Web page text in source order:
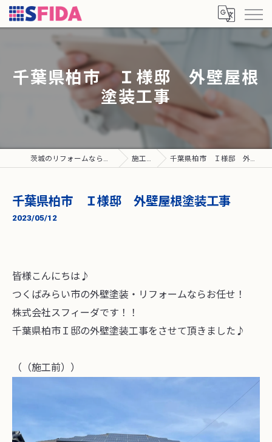
千葉県柏市 Ｉ様邸 外壁屋根
塗装工事
茨城のリフォームなら株式会社SFIDA 施工実績 千葉県柏市 Ｉ様邸 外壁屋根塗装工事
千葉県柏市 Ｉ様邸 外壁屋根塗装工事
2023/05/12
皆様こんにちは♪
つくばみらい市の外壁塗装・リフォームならお任せ！
株式会社スフィーダです！！
千葉県柏市Ｉ邸の外壁塗装工事をさせて頂きました♪
（（施工前））